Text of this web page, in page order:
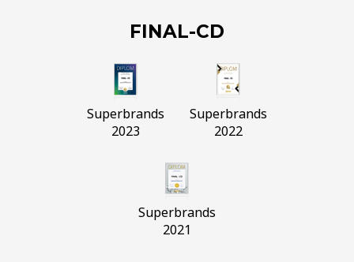
FINAL-CD
Superbrands
2023
Superbrands
2022
Superbrands
2021